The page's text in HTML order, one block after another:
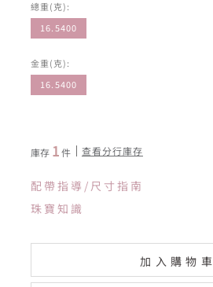
總重(克):
16.5400
金重(克):
16.5400
庫存 1件 查看分行庫存
配帶指導/尺寸指南
珠寶知識
加入購物車